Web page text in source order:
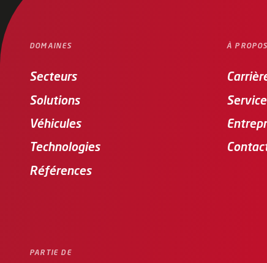
DOMAINES
Secteurs
Solutions
Véhicules
Technologies
Références
À
Service
PARTIE DE